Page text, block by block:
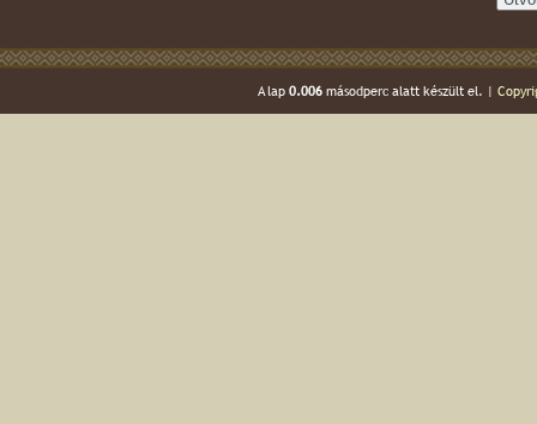
A lap 0.006másodperc alatt készült el. |